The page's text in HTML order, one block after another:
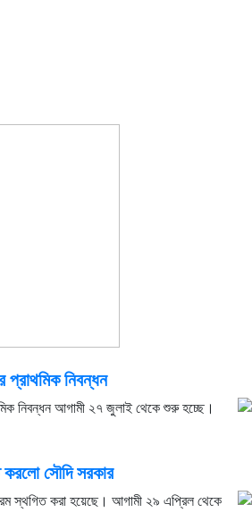
নিবন্ধন
নিবন্ধন আগামী ২৭ জুলাই থেকে শুরু হচ্ছে।
সৌদি সরকার
স্থগিত করা হয়েছে। আগামী ২৯ এপ্রিল থেকে